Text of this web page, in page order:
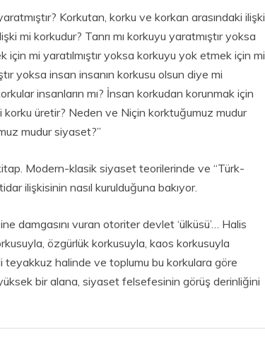
Korkutan, korku ve korkan arasındaki ilişki
mi korkudur? Tanrı mı korkuyu yaratmıştır yoksa
için mi yaratılmıştır yoksa korkuyu yok etmek için mi
yoksa insan insanın korkusu olsun diye mi
insanların mı? İnsan korkudan korunmak için
üretir? Neden ve Niçin korktuğumuz mudur
mudur siyaset?”
Modern-klasik siyaset teorilerinde ve “Türk-
ilişkisinin nasıl kurulduğuna bakıyor.
damgasını vuran otoriter devlet ‘ülküsü’… Halis
özgürlük korkusuyla, kaos korkusuyla
teyakkuz halinde ve toplumu bu korkulara göre
bir alana, siyaset felsefesinin görüş derinliğini